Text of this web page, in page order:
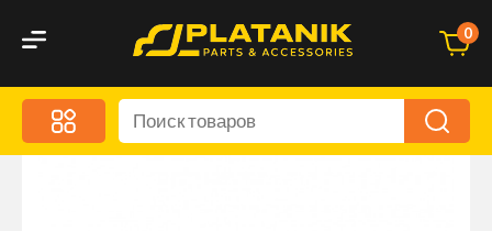
0
Меню
Акционные предложения